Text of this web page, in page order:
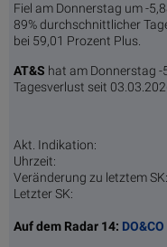
Fiel am Donnerstag um -
89% durchschnittlicher
bei 59,01 Prozent Plus.
AT&S hat am Donnerstag -
Tagesverlust seit
Akt. Indikation:
Uhrzeit:
Veränderung zu letztem SK:
Letzter SK:
Auf dem Radar 14: DO&CO